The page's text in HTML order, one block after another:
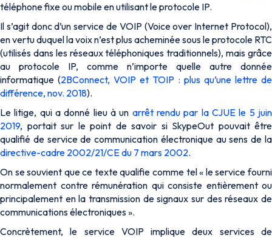
téléphone fixe ou mobile en utilisant le protocole IP.
Il s’agit donc d’un service de VOIP (Voice over Internet Protocol),
en vertu duquel la voix n’est plus acheminée sous le protocole RTC
(utilisés dans les réseaux téléphoniques traditionnels), mais grâce
au protocole IP, comme n’importe quelle autre donnée
informatique (2BConnect, VOIP et TOIP : plus qu’une lettre de
différence, nov. 2018).
Le litige, qui a donné lieu à un arrêt rendu par la CJUE le 5 juin
2019, portait sur le point de savoir si SkypeOut pouvait être
qualifié de service de communication électronique au sens de la
directive-cadre 2002/21/CE du 7 mars 2002.
On se souvient que ce texte qualifie comme tel « le service fourni
normalement contre rémunération qui consiste entièrement ou
principalement en la transmission de signaux sur des réseaux de
communications électroniques».
Concrètement, le service VOIP implique deux services de